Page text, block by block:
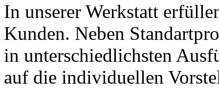
In unserer Werkstatt
Kunden. Neben
in unterschiedlichsten
auf die individuellen